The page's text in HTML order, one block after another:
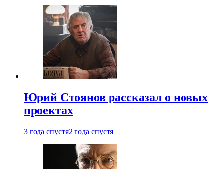
Юрий Стоянов рассказал о новых
проектах
3 года спустя2 года спустя